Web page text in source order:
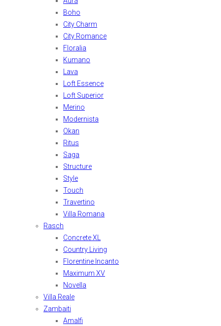
Boho
City Charm
City Romance
Floralia
Kumano
Lava
Loft Essence
Loft Superior
Merino
Modernista
Okan
Ritus
Saga
Structure
Style
Touch
Travertino
Villa Romana
Rasch
Concrete XL
Country Living
Florentine Incanto
Maximum XV
Novella
Villa Reale
Zambaiti
Amalfi